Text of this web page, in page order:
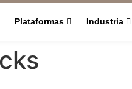
Plataformas Industria